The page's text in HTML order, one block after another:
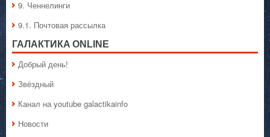
9. Ченнелинги
9.1. Почтовая рассылка
ГАЛАКТИКA ONLINE
Добрый день!
Звёздный
Канал на youtube galactikainfo
Новости